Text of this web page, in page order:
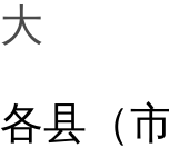
大
各县（